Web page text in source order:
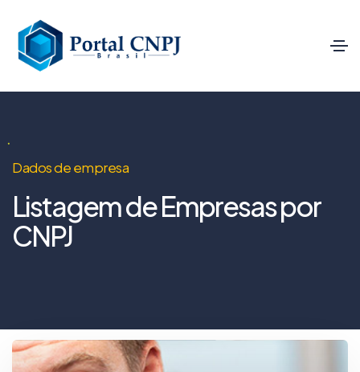
Dados de empresa
Listagem de Empresas por
CNPJ